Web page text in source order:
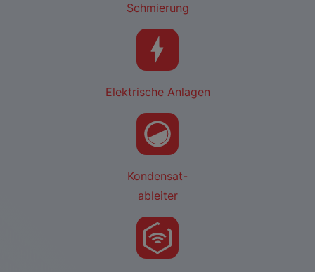
Schmierung
Elektrische Anlagen
Kondensat-
ableiter